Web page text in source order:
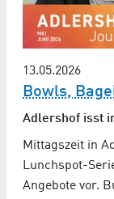
13.05.2026
Bowls,
Adlershof isst
Mittagszeit in
Lunchspot-
Angebote vor.